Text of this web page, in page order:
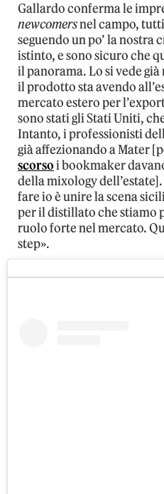
Gallardo conferma le
newcomersnel campo,
seguendo un po’ la nostra
istinto, e sono sicuro che
il panorama. Lo si vede
il prodotto sta avendo
mercato estero per
sono stati gli Stati Uniti,
Intanto, i professionisti
già affezionando a Mater
scorsoi bookmaker
della mixology
fare io è unire la scena
per il distillato che stiamo
ruolo forte nel mercato.
step».